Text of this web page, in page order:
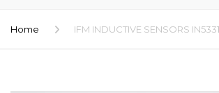
Home IFM INDUCTIVE SENSORS IN5331